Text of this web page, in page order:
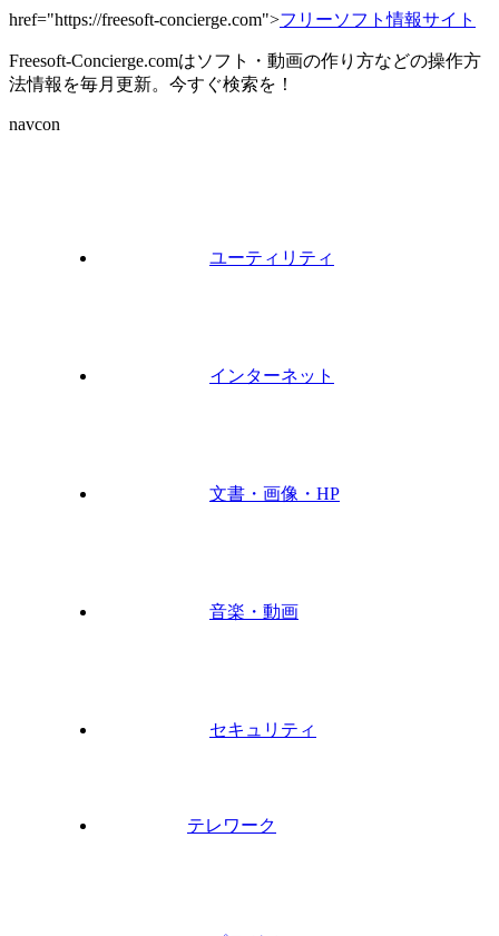
href="https://freesoft-concierge.com">フリーソフト情報サイト
Freesoft-Concierge.comはソフト・動画の作り方などの操作方
法情報を毎月更新。今すぐ検索を！
navcon
ユーティリティ
インターネット
文書・画像・HP
音楽・動画
セキュリティ
テレワーク